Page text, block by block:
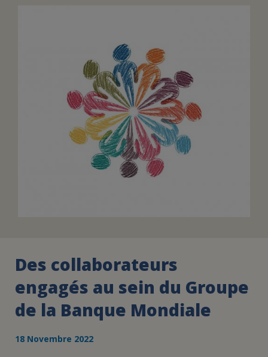
ASSURANCE VIE/LEGS
ESPACE PRESSE
JE DEVIENS
DEVENIR
UN PETIT PRINCE
Des collaborateurs
engagés au sein du Groupe
de la Banque Mondiale
18 Novembre 2022